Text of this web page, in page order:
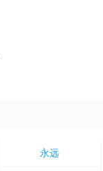
永远